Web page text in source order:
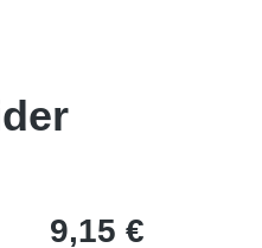
Regulärer Preis:
9,15 €